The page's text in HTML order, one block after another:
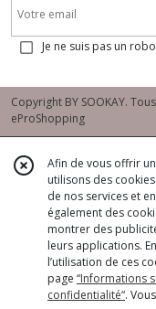
Je ne suis pas un
Copyright BY SOOKAY.
eProShopping
Afin de vous offrir
utilisons des
de nos services et
également des
montrer des
leurs applications.
l’utilisation de ces
page “Informations
confidentialité“.